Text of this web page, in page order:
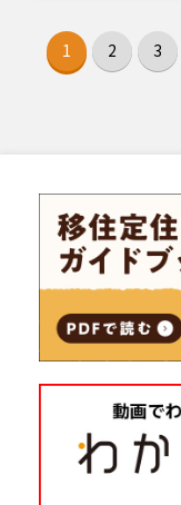
1 2 3